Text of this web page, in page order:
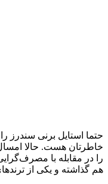
حتما استایل برنی سندرز
خاطرتان هست. حالا
را در مقابله با
هم گذاشته و یکی از ترندهای هالویین